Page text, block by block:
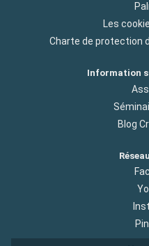
Les
Charte de protection
Information
Blog